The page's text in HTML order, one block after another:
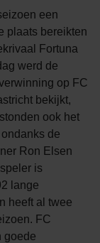
een
plaats bereikten
Fortuna
werd de
op FC
bekijkt,
ook het
de
Ron Elsen
is
lange
heeft al twee
FC
goede